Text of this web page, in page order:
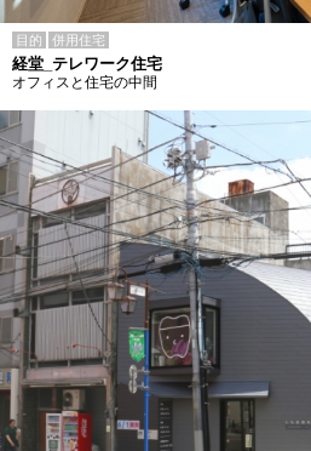
目的 併用住宅
経堂_テレワーク住宅
オフィスと住宅の中間